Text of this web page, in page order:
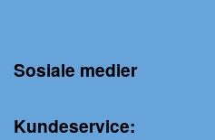
Sosiale medier
Kundeservice: